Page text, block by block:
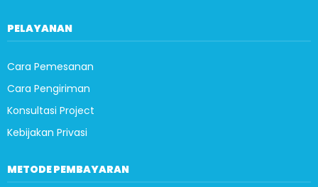
PELAYANAN
Cara Pemesanan
Cara Pengiriman
Konsultasi Project
Kebijakan Privasi
METODE PEMBAYARAN